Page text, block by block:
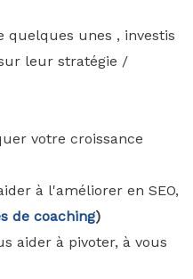
quelques unes , investis
leur stratégie /
votre croissance
à l'améliorer en SEO,
de coaching)
aider à pivoter, à vous